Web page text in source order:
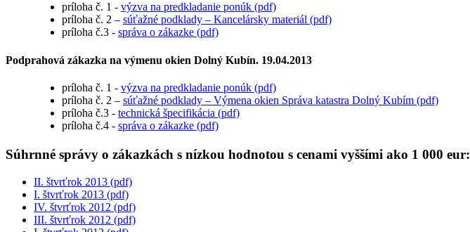
príloha č. 1 - výzva na predkladanie ponúk (pdf)
príloha č. 2 – súťažné podklady – Kancelársky materiál (pdf)
príloha č.3 - správa o zákazke (pdf)
Podprahová zákazka na výmenu okien Dolný Kubín. 19.04.2013
príloha č. 1 - výzva na predkladanie ponúk (pdf)
príloha č. 2 – súťažné podklady – Výmena okien Správa katastra Dolný Kubím (pdf)
príloha č.3 - technická špecifikácia (pdf)
príloha č.4 - správa o zákazke (pdf)
Súhrnné správy o zákazkách s nízkou hodnotou s cenami vyššími ako 1 000 eur:
II. štvrťrok 2013 (pdf)
I. štvrťrok 2013 (pdf)
IV. štvrťrok 2012 (pdf)
III. štvrťrok 2012 (pdf)